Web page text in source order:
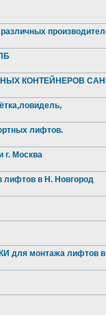
КОНТЕЙНЕРОВ
лифтов.
г. Москва
лифтов в Н. Новгород
для монтажа лифтов в